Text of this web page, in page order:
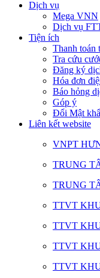
Dịch vụ
Mega VNN
Dịch vụ
Tiện ích
Thanh toán
Tra cứu
Đăng ký
Hóa đơn
Báo hỏng
Góp ý
Đổi Mật
Liên kết website
VNPT
TRUNG
TRUNG
TTVT
TTVT
TTVT
TTVT